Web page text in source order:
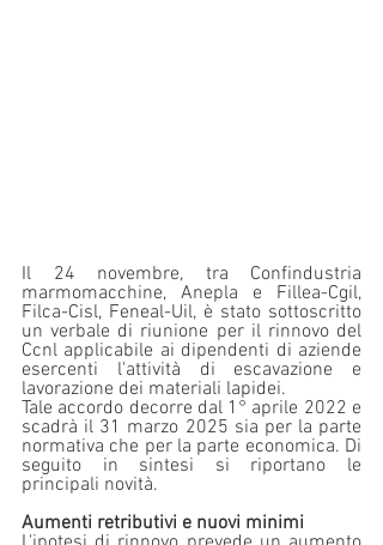
Il 24 novembre, tra Confindustria
marmomacchine, Anepla e Fillea-Cgil,
Filca-Cisl, Feneal-Uil, è stato sottoscritto
un verbale di riunione per il rinnovo del
Ccnl applicabile ai dipendenti di aziende
esercenti l'attività di escavazione e
lavorazione dei materiali lapidei.
Tale accordo decorre dal 1° aprile 2022 e
scadrà il 31 marzo 2025 sia per la parte
normativa che per la parte economica. Di
seguito in sintesi si riportano le
principali novità.
Aumenti retributivi e nuovi minimi